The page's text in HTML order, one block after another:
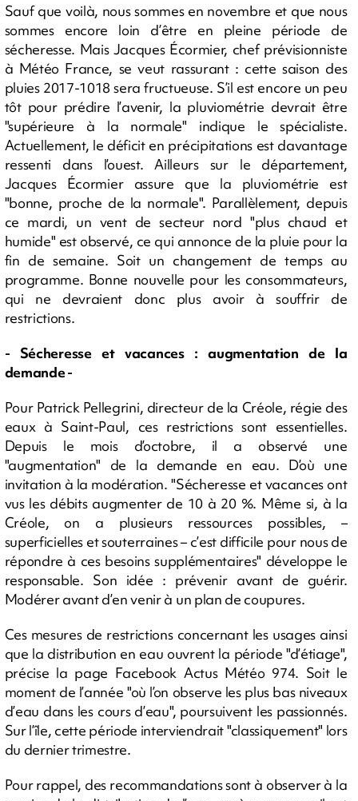
Sauf que voilà, nous sommes en novembre et que nous
sommes encore loin d’être en pleine période de
sécheresse. Mais Jacques Écormier, chef prévisionniste
à Météo France, se veut rassurant : cette saison des
pluies 2017-1018 sera fructueuse. S’il est encore un peu
tôt pour prédire l’avenir, la pluviométrie devrait être
"supérieure à la normale" indique le spécialiste.
Actuellement, le déficit en précipitations est davantage
ressenti dans l’ouest. Ailleurs sur le département,
Jacques Écormier assure que la pluviométrie est
"bonne, proche de la normale". Parallèlement, depuis
ce mardi, un vent de secteur nord "plus chaud et
humide" est observé, ce qui annonce de la pluie pour la
fin de semaine. Soit un changement de temps au
programme. Bonne nouvelle pour les consommateurs,
qui ne devraient donc plus avoir à souffrir de
restrictions.
- Sécheresse et vacances : augmentation de la
demande -
Pour Patrick Pellegrini, directeur de la Créole, régie des
eaux à Saint-Paul, ces restrictions sont essentielles.
Depuis le mois d’octobre, il a observé une
"augmentation" de la demande en eau. D’où une
invitation à la modération. "Sécheresse et vacances ont
vus les débits augmenter de 10 à 20 %. Même si, à la
Créole, on a plusieurs ressources possibles, –
superficielles et souterraines – c’est difficile pour nous de
répondre à ces besoins supplémentaires" développe le
responsable. Son idée : prévenir avant de guérir.
Modérer avant d’en venir à un plan de coupures.
Ces mesures de restrictions concernant les usages ainsi
que la distribution en eau ouvrent la période "d’étiage",
précise la page Facebook Actus Météo 974. Soit le
moment de l’année "où l’on observe les plus bas niveaux
d’eau dans les cours d’eau", poursuivent les passionnés.
Sur l’île, cette période interviendrait "classiquement" lors
du dernier trimestre.
Pour rappel, des recommandations sont à observer à la